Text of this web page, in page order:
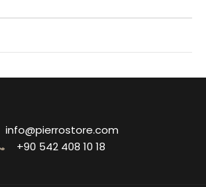
info@pierrostore.com
+90 542 408 10 18